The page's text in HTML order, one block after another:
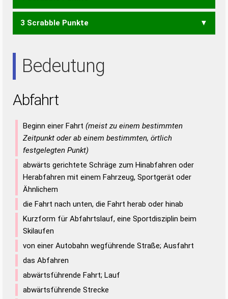
AHA HAR HAT RAH
3 Scrabble Punkte
Bedeutung
Abfahrt
Beginn einer Fahrt (meist zu einem bestimmten
Zeitpunkt oder ab einem bestimmten, örtlich
festgelegten Punkt)
abwärts gerichtete Schräge zum Hinabfahren oder
Herabfahren mit einem Fahrzeug, Sportgerät oder
Ähnlichem
die Fahrt nach unten, die Fahrt herab oder hinab
Kurzform für Abfahrtslauf, eine Sportdisziplin beim
Skilaufen
von einer Autobahn wegführende Straße; Ausfahrt
das Abfahren
abwärtsführende Fahrt; Lauf
abwärtsführende Strecke